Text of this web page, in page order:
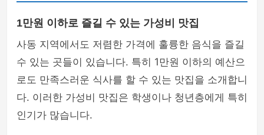
1만원 이하로 즐길 수 있는 가성비 맛집
사동 지역에서도 저렴한 가격에 훌륭한 음식을 즐길
수 있는 곳들이 있습니다. 특히 1만원 이하의 예산으
로도 만족스러운 식사를 할 수 있는 맛집을 소개합니
다. 이러한 가성비 맛집은 학생이나 청년층에게 특히
인기가 많습니다.